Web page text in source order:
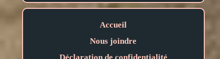
Accueil
Nous joindre
Déclaration de confidentialité